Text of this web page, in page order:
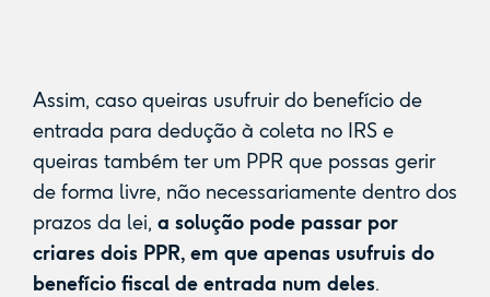
Assim, caso queiras usufruir do benefício de
entrada para dedução à coleta no IRS e
queiras também ter um PPR que possas gerir
de forma livre, não necessariamente dentro dos
prazos da lei, a solução pode passar por
criares dois PPR, em que apenas usufruis do
benefício fiscal de entrada num deles.